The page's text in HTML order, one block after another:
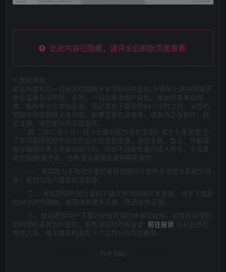
此处内容已隐藏，请评论后刷新页面查看.
版权声明
本站所发布的一切资源仅限用于学习和研究目的;不得将上述内容用于
商业或者非法用途，否则，一切后果请用户自负。本站信息来自网
络，版权争议与本站无关。您必须在下载后的24个小时之内，从您的
电脑中彻底删除上述内容。如果您喜欢该程序，请支持正版软件，购
买注册，得到更好的正版服务。
附:二00二年一月一日《计算机软件保护条例》第十七条规定:为
了学习和研究软件内含的设计思想和原理，通过安装、显示、传输或
者存储软件等方式使用软件的，可以不经软件著作权人许可，不向其
支付报酬!鉴于此，也希望大家按此说明研究软件!
一、本站致力于为软件爱好者提供国内外软件开发技术和软件共
享，着力为用户提供优资资源。
二、 本站提供的部分源码下载文件为网络共享资源，请于下载后
的24小时内删除。如需体验更多乐趣，还请支持正版。
三、我站提供用户下载的所有内容均转自互联网。如有内容侵犯
您的版权或其他利益的，若有侵犯你的权益请: 前往投诉 站长会进行
审查之后，情况属实的会在三个工作日内为您删除。
THE END